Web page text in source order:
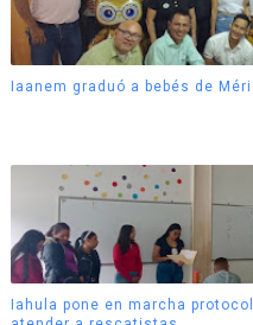
Iaanem graduó a bebés de
Iahula pone en marcha